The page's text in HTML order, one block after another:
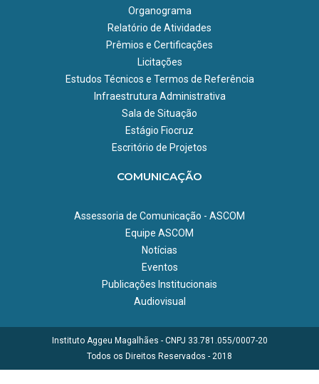
Organograma
Relatório de Atividades
Prêmios e Certificações
Licitações
Estudos Técnicos e Termos de Referência
Infraestrutura Administrativa
Sala de Situação
Estágio Fiocruz
Escritório de Projetos
COMUNICAÇÃO
Assessoria de Comunicação - ASCOM
Equipe ASCOM
Notícias
Eventos
Publicações Institucionais
Audiovisual
Instituto Aggeu Magalhães - CNPJ 33.781.055/0007-20
Todos os Direitos Reservados - 2018